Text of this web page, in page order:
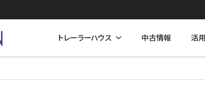
トレーラーハウス 中古情報 活